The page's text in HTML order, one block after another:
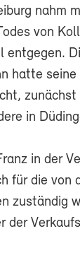
nahm
von
entgegen.
hatte
zunächst
in
in der
für die von
zuständig
der